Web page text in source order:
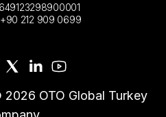
+90 212 909 0699
2026 OTO Global Turkey